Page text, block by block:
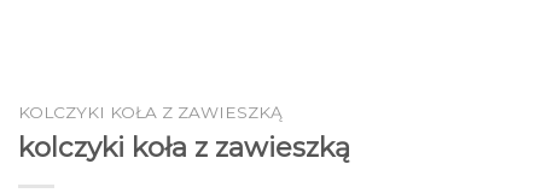
KOLCZYKI KOŁA Z ZAWIESZKĄ
kolczyki koła z zawieszką